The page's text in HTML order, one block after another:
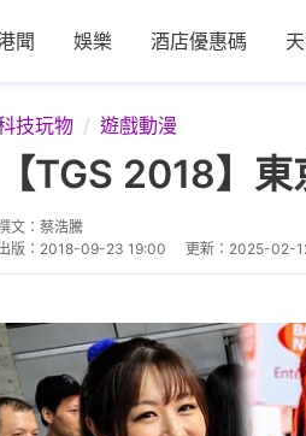
聞 娛樂 酒店優惠碼
技玩物 遊戲動漫
【TGS 2018】
文： 蔡浩騰
版： 2018-09-23 19:00 更新： 2025-02-